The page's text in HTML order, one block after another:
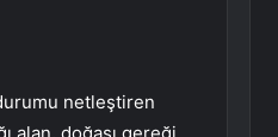
netleştiren